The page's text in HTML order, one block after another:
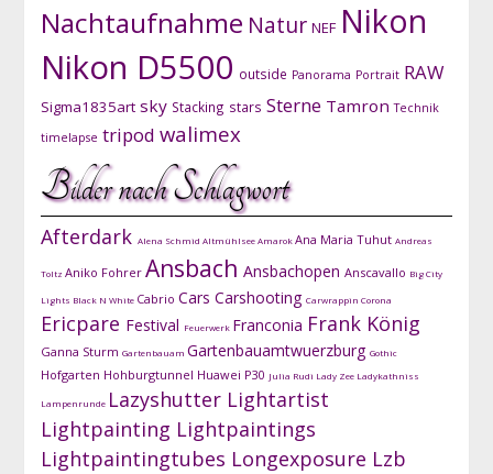
Nachtaufnahme Natur NEF Nikon
Nikon D5500 outside Panorama Portrait RAW
Sigma1835art sky Stacking stars Sterne Tamron Technik
timelapse tripod walimex
Bilder nach Schlagwort
Afterdark Alena Schmid AltmühlseeAmarokAna Maria Tuhut Andreas
Toltz Aniko Fohrer Ansbach Ansbachopen Anscavallo Big City
Lights Black N White Cabrio Cars Carshooting Carwrappin Corona
Ericpare Festival Feuerwerk Franconia Frank König
Ganna Sturm Gartenbauam Gartenbauamtwuerzburg Gothic
Hofgarten Hohburgtunnel Huawei P30 Julia Rudi Lady Zee Ladykathniss
Lampenrunde Lazyshutter Lightartist
Lightpainting Lightpaintings
Lightpaintingtubes Longexposure Lzb